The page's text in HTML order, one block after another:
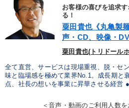
お客様の喜びを追求
る！
粟田貴也《丸亀製
声・CD、映像・
粟田貴也(トリドール
全て直営、サービスは現場重視、脱・セ
味と臨場感を極めて業界No.1。成長期と
点、社長の想いを事業に昇華させる経営
＜音声・動画のご利用人数